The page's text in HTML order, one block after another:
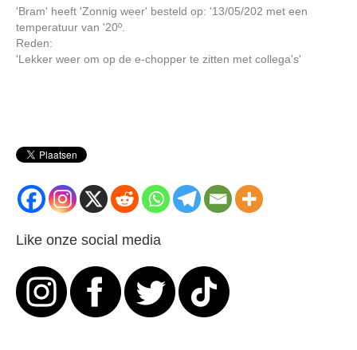
'Bram' heeft 'Zonnig weer' besteld op: '13/05/202 met een
temperatuur van '20º.
Reden:
'Lekker weer om op de e-chopper te zitten met collega's'
Like onze social media